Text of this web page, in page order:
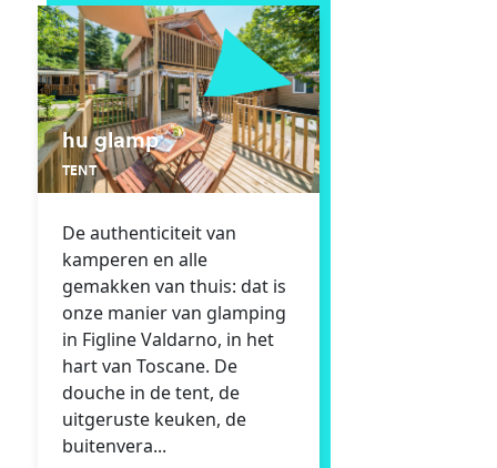
hu glamp
TENT
De authenticiteit van
kamperen en alle
gemakken van thuis: dat is
onze manier van glamping
in Figline Valdarno, in het
hart van Toscane. De
douche in de tent, de
uitgeruste keuken, de
buitenvera...